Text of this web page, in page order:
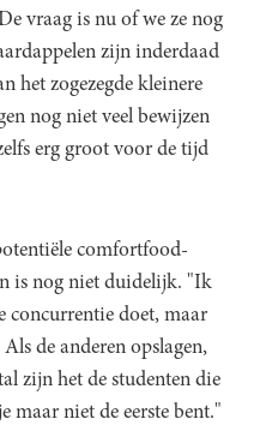
vraag is nu of we ze nog
zijn inderdaad
het zogezegde kleinere
nog niet veel bewijzen
erg groot voor de tijd
comfortfood-
is nog niet duidelijk. "Ik
concurrentie doet, maar
de anderen opslagen,
zijn het de studenten die
maar niet de eerste bent."